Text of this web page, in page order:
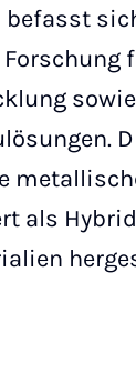
befasst
als